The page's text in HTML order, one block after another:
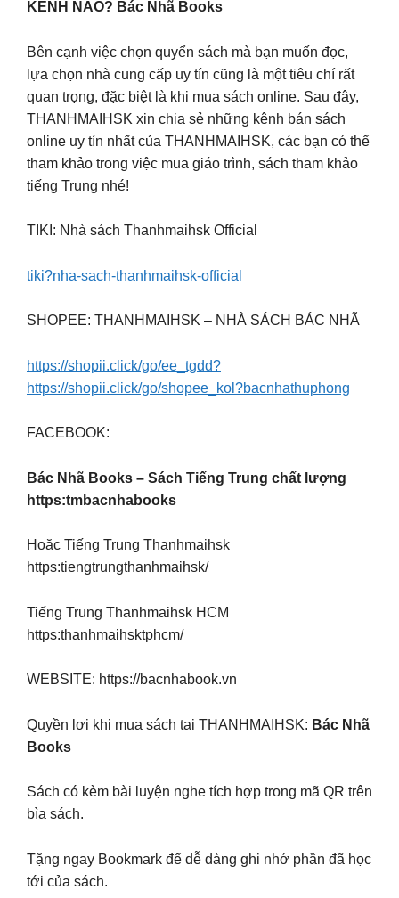
KÊNH NÀO? Bác Nhã Books
Bên cạnh việc chọn quyển sách mà bạn muốn đọc,
lựa chọn nhà cung cấp uy tín cũng là một tiêu chí rất
quan trọng, đặc biệt là khi mua sách online. Sau đây,
THANHMAIHSK xin chia sẻ những kênh bán sách
online uy tín nhất của THANHMAIHSK, các bạn có thể
tham khảo trong việc mua giáo trình, sách tham khảo
tiếng Trung nhé!
TIKI: Nhà sách Thanhmaihsk Official
tiki?nha-sach-thanhmaihsk-official
SHOPEE: THANHMAIHSK – NHÀ SÁCH BÁC NHÃ
https://shopii.click/go/ee_tgdd?
https://shopii.click/go/shopee_kol?bacnhathuphong
FACEBOOK:
Bác Nhã Books – Sách Tiếng Trung chất lượng
https:tmbacnhabooks
Hoặc Tiếng Trung Thanhmaihsk
https:tiengtrungthanhmaihsk/
Tiếng Trung Thanhmaihsk HCM
https:thanhmaihsktphcm/
WEBSITE: https://bacnhabook.vn
Quyền lợi khi mua sách tại THANHMAIHSK: Bác Nhã
Books
Sách có kèm bài luyện nghe tích hợp trong mã QR trên
bìa sách.
Tặng ngay Bookmark để dễ dàng ghi nhớ phần đã học
tới của sách.